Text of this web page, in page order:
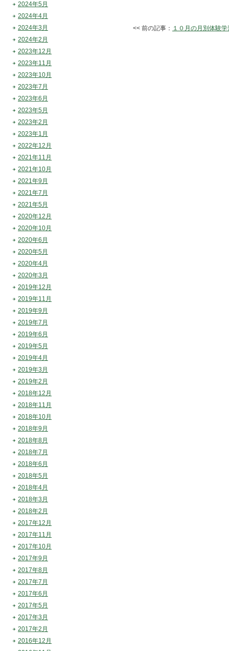
<< 前の記事： １０月の月別体験
2024年5月
2024年4月
2024年3月
2024年2月
2023年12月
2023年11月
2023年10月
2023年7月
2023年6月
2023年5月
2023年2月
2023年1月
2022年12月
2021年11月
2021年10月
2021年9月
2021年7月
2021年5月
2020年12月
2020年10月
2020年6月
2020年5月
2020年4月
2020年3月
2019年12月
2019年11月
2019年9月
2019年7月
2019年6月
2019年5月
2019年4月
2019年3月
2019年2月
2018年12月
2018年11月
2018年10月
2018年9月
2018年8月
2018年7月
2018年6月
2018年5月
2018年4月
2018年3月
2018年2月
2017年12月
2017年11月
2017年10月
2017年9月
2017年8月
2017年7月
2017年6月
2017年5月
2017年3月
2017年2月
2016年12月